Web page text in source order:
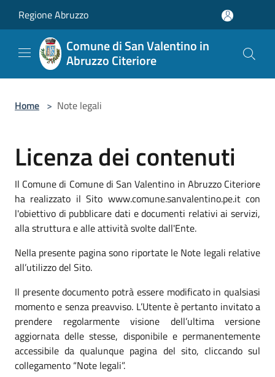
Regione Abruzzo
Comune di San Valentino in
Abruzzo Citeriore
Home > Note legali
Licenza dei contenuti
Il Comune di Comune di San Valentino in Abruzzo Citeriore
ha realizzato il Sito www.comune.sanvalentino.pe.it con
l'obiettivo di pubblicare dati e documenti relativi ai servizi,
alla struttura e alle attività svolte dall'Ente.
Nella presente pagina sono riportate le Note legali relative
all’utilizzo del Sito.
Il presente documento potrà essere modificato in qualsiasi
momento e senza preavviso. L’Utente è pertanto invitato a
prendere regolarmente visione dell’ultima versione
aggiornata delle stesse, disponibile e permanentemente
accessibile da qualunque pagina del sito, cliccando sul
collegamento “Note legali”.